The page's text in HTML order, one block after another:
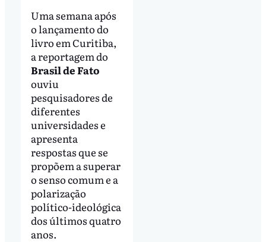
Uma semana após
o lançamento do
livro em Curitiba,
a reportagem do
Brasil de Fato
ouviu
pesquisadores de
diferentes
universidades e
apresenta
respostas que se
propõem a superar
o senso comum e a
polarização
político-ideológica
dos últimos quatro
anos.